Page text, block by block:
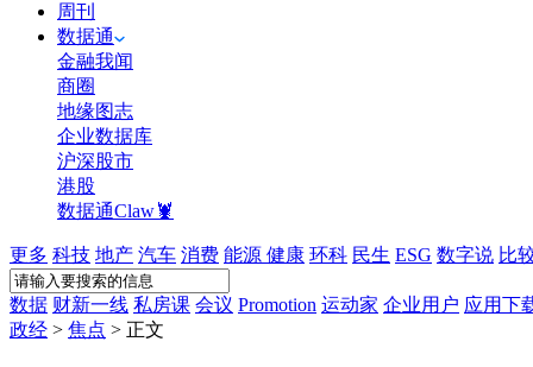
周刊
数据通
金融我闻
商圈
地缘图志
企业数据库
沪深股市
港股
数据通Claw🦞
更多 科技 地产 汽车 消费 能源 健康 环科 民生 ESG 数字说 比
数据 财新一线 私房课 会议 Promotion 运动家 企业用户 应用下
政经 > 焦点 > 正文